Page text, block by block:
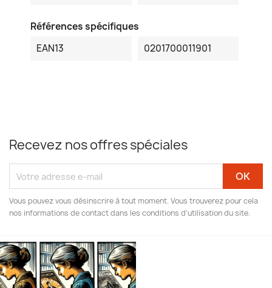
Références spécifiques
EAN13
0201700011901
Recevez nos offres spéciales
Vous pouvez vous désinscrire à tout moment. Vous trouverez pour cela
nos informations de contact dans les conditions d'utilisation du site.